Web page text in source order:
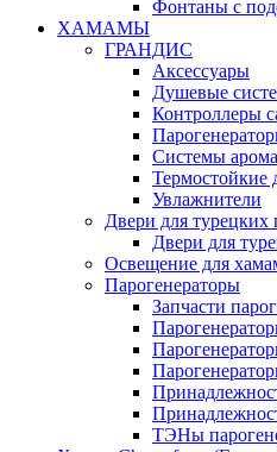
Фонтаны с
ХАМАМЫ
ГРАНДИС
Аксессуары
Душевые
Контроллеры
Системы
Термостойкие
Увлажнители
Двери для турецких
Двери для
Освещение для
Парогенераторы
Запчасти
ТЭНы